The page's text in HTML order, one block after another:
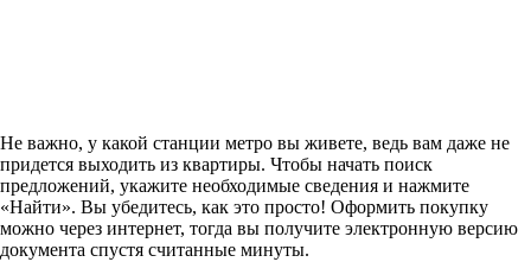
Не важно, у какой станции метро вы живете, ведь вам даже не
придется выходить из квартиры. Чтобы начать поиск
предложений, укажите необходимые сведения и нажмите
«Найти». Вы убедитесь, как это просто! Оформить покупку
можно через интернет, тогда вы получите электронную версию
документа спустя считанные минуты.